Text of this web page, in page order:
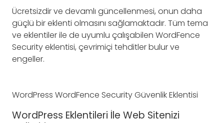
Ücretsizdir ve devamlı güncellenmesi, onun daha
güçlü bir eklenti olmasını sağlamaktadır. Tüm tema
ve eklentiler ile de uyumlu çalışabilen WordFence
Security eklentisi, çevrimiçi tehditler bulur ve
engeller.
WordPress WordFence Security Güvenlik Eklentisi
WordPress Eklentileri İle Web Sitenizi